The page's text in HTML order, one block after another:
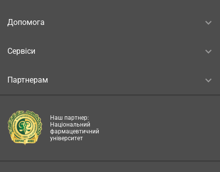
Допомога
Сервіси
Партнерам
Наш партнер:
Національний
фармацевтичний
університет